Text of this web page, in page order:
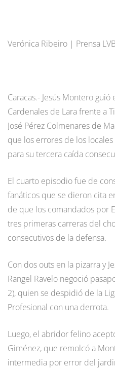
Verónica Ribeiro | Prensa
Caracas.- Jesús Montero
Cardenales de Lara frente a
José Pérez Colmenares de
que los errores de los
para su tercera caída
El cuarto episodio fue de
fanáticos que se dieron cita
de que los comandados por
tres primeras carreras del
consecutivos de la defensa.
Con dos outs en la pizarra y
Rangel Ravelo negoció
2), quien se despidió de la
Profesional con una derrota.
Luego, el abridor felino
Giménez, que remolcó a
intermedia por error del